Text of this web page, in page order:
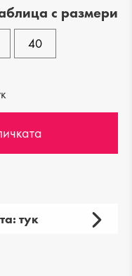
с размери
40
тук